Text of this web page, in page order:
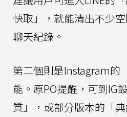
快取」，就能清出不少
聊天紀錄。
第二個則是Instagram的
能。原PO提醒，可到IG
質」，或部分版本的「